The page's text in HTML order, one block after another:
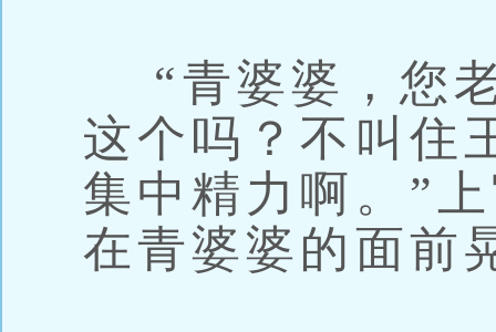
“青婆婆，您
这个吗？不叫住
集中精力啊。”
在青婆婆的面前